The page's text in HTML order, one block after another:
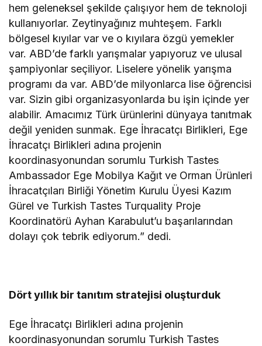
hem geleneksel şekilde çalışıyor hem de teknoloji
kullanıyorlar. Zeytinyağınız muhteşem. Farklı
bölgesel kıyılar var ve o kıyılara özgü yemekler
var. ABD’de farklı yarışmalar yapıyoruz ve ulusal
şampiyonlar seçiliyor. Liselere yönelik yarışma
programı da var. ABD’de milyonlarca lise öğrencisi
var. Sizin gibi organizasyonlarda bu işin içinde yer
alabilir. Amacımız Türk ürünlerini dünyaya tanıtmak
değil yeniden sunmak. Ege İhracatçı Birlikleri, Ege
İhracatçı Birlikleri adına projenin
koordinasyonundan sorumlu Turkish Tastes
Ambassador Ege Mobilya Kağıt ve Orman Ürünleri
İhracatçıları Birliği Yönetim Kurulu Üyesi Kazım
Gürel ve Turkish Tastes Turquality Proje
Koordinatörü Ayhan Karabulut’u başarılarından
dolayı çok tebrik ediyorum.” dedi.
Dört yıllık bir tanıtım stratejisi oluşturduk
Ege İhracatçı Birlikleri adına projenin
koordinasyonundan sorumlu Turkish Tastes